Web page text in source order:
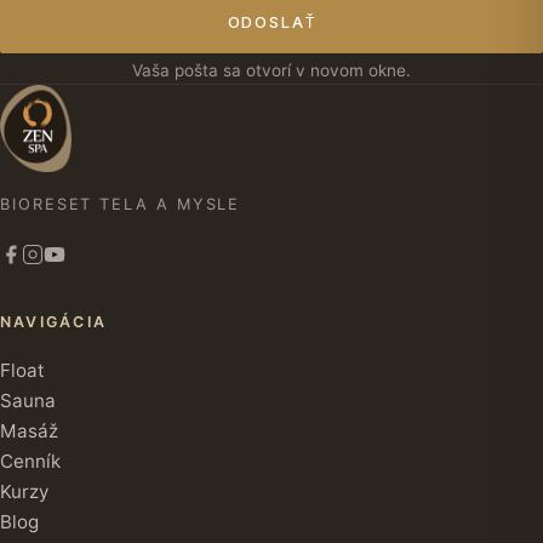
ODOSLAŤ
Vaša pošta sa otvorí v novom okne.
BIORESET TELA A MYSLE
NAVIGÁCIA
Float
Sauna
Masáž
Cenník
Kurzy
Blog